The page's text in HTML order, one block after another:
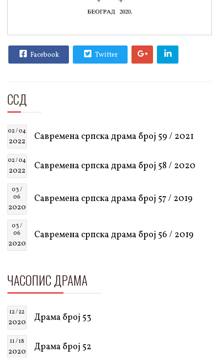
Facebook Twitter
ССД
02 / 04
2022 Савремена српска драма број 59 / 2021
02 / 04
2022 Савремена српска драма број 58 / 2020
03 /
06
2020
Савремена српска драма број 57 / 2019
03 /
06
2020
Савремена српска драма број 56 / 2019
ЧАСОПИС ДРАМА
12 / 22
2020 Драма број 53
11 / 18
2020 Драма број 52